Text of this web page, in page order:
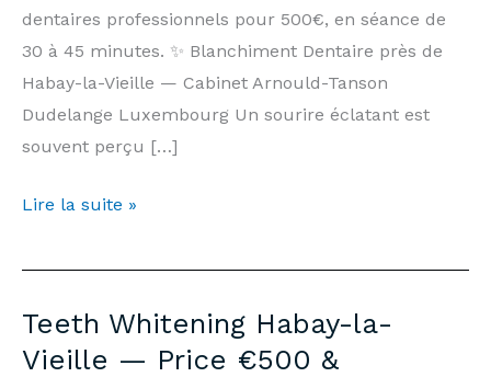
dentaires professionnels pour 500€, en séance de
30 à 45 minutes. ✨ Blanchiment Dentaire près de
Habay-la-Vieille — Cabinet Arnould-Tanson
Dudelange Luxembourg Un sourire éclatant est
souvent perçu […]
Blanchiment
Habay-
Vieille
—
Lire la suite »
Teeth Whitening Habay-la-
Vieille — Price €500 &